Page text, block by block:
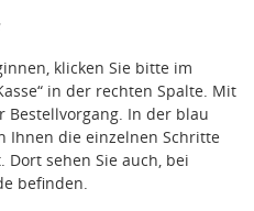
klicken Sie bitte im
in der rechten Spalte. Mit
Bestellvorgang. In der blau
Ihnen die einzelnen Schritte
Dort sehen Sie auch, bei
befinden.